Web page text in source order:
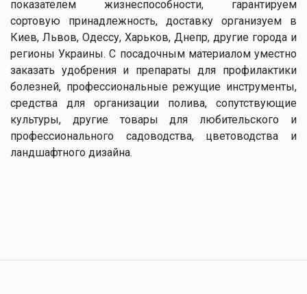
показателем жизнеспособности, гарантируем
сортовую принадлежность, доставку организуем в
Киев, Львов, Одессу, Харьков, Днепр, другие города и
регионы Украины. С посадочным материалом уместно
заказать удобрения и препараты для профилактики
болезней, профессиональные режущие инструменты,
средства для организации полива, сопутствующие
культуры, другие товары для любительского и
профессионального садоводства, цветоводства и
ландшафтного дизайна.